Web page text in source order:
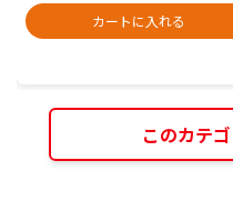
カートに入れる
このカテ